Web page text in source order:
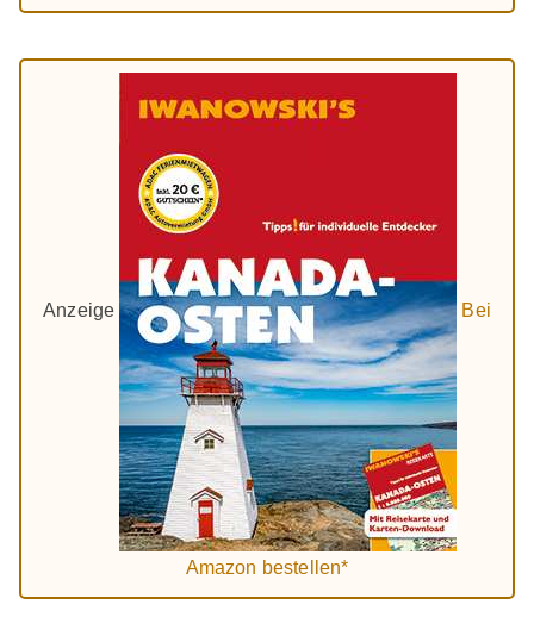
Anzeige Bei
Amazon bestellen*